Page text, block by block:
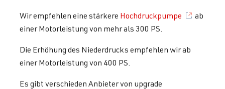
Wir empfehlen eine stärkere Hochdruckpumpe
ab
einer Motorleistung von mehr als 300 PS.
Die Erhöhung des Niederdrucks empfehlen wir ab
einer Motorleistung von 400 PS.
Es gibt verschieden Anbieter von upgrade